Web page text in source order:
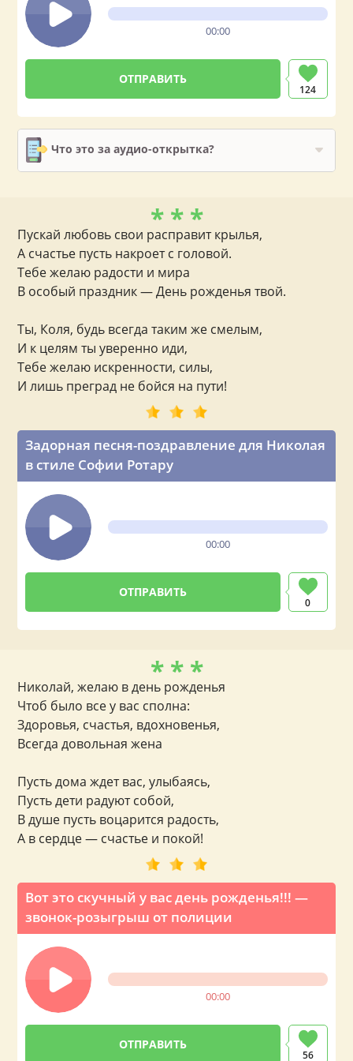
00:00
124
Что это за аудио-открытка?
Задорная песня-поздравление для Николая
в стиле Софии Ротару
00:00
0
* * *
Пускай любовь свои расправит крылья,
А счастье пусть накроет с головой.
Тебе желаю радости и мира
В особый праздник — День рожденья твой.
Ты, Коля, будь всегда таким же смелым,
И к целям ты уверенно иди,
Тебе желаю искренности, силы,
И лишь преград не бойся на пути!
Вот это скучный у вас день рожденья!!! —
звонок-розыгрыш от полиции
00:00
56
* * *
Николай, желаю в день рожденья
Чтоб было все у вас сполна:
Здоровья, счастья, вдохновенья,
Всегда довольная жена
Пусть дома ждет вас, улыбаясь,
Пусть дети радуют собой,
В душе пусть воцарится радость,
А в сердце — счастье и покой!